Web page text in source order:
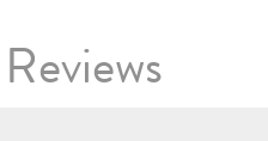
Reviews